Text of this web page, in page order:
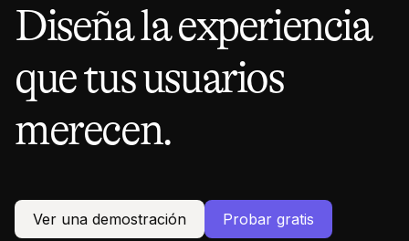
Diseña la experiencia
que tus usuarios
merecen.
Ver una demostración Probar gratis